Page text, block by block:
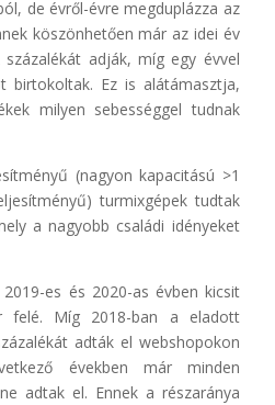
de évről-évre megduplázza az
köszönhetően már az idei év
adják, míg egy évvel
birtokoltak. Ez is alátámasztja,
milyen sebességgel tudnak
(nagyon kapacitású >1
turmixgépek tudtak
a nagyobb családi idényeket
es és 2020-as évben kicsit
felé. Míg 2018-ban a eladott
adták el webshopokon
években már minden
adtak el. Ennek a részaránya